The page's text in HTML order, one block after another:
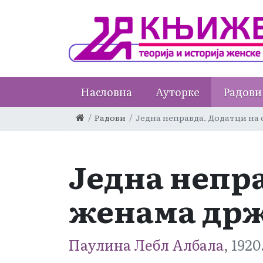
Насловна Ауторке Радови
Радови Једна неправда. Додатци
Једна
женама
Паулина Лебл Албала,